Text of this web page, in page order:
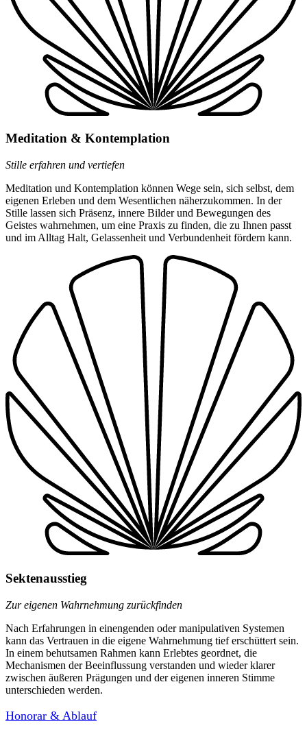
Meditation & Kontemplation
Stille erfahren und vertiefen
Meditation und Kontemplation können Wege sein, sich selbst, dem
eigenen Erleben und dem Wesentlichen näherzukommen. In der
Stille lassen sich Präsenz, innere Bilder und Bewegungen des
Geistes wahrnehmen, um eine Praxis zu finden, die zu Ihnen passt
und im Alltag Halt, Gelassenheit und Verbundenheit fördern kann.
Sektenausstieg
Zur eigenen Wahrnehmung zurückfinden
Nach Erfahrungen in einengenden oder manipulativen Systemen
kann das Vertrauen in die eigene Wahrnehmung tief erschüttert sein.
In einem behutsamen Rahmen kann Erlebtes geordnet, die
Mechanismen der Beeinflussung verstanden und wieder klarer
zwischen äußeren Prägungen und der eigenen inneren Stimme
unterschieden werden.
Honorar & Ablauf